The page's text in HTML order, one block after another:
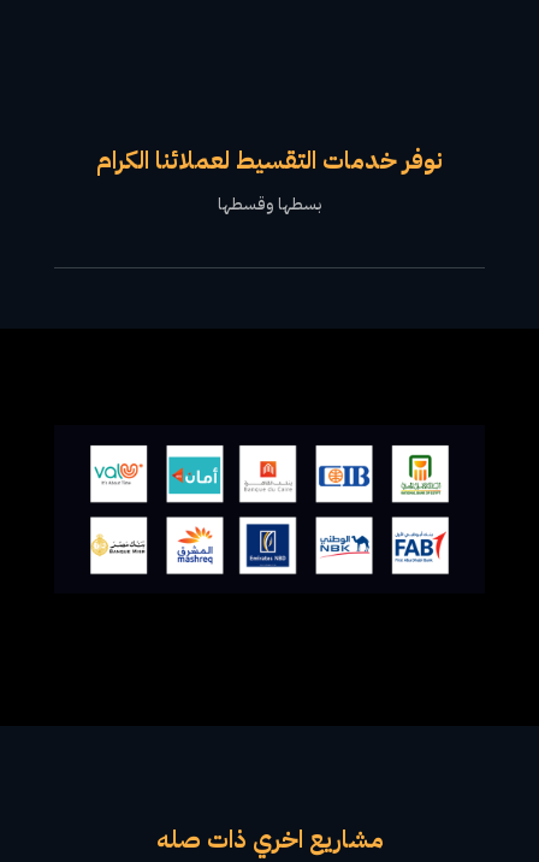
نوفر خدمات التقسيط لعملائنا الكرام
بسطها وقسطها
مشاريع اخري ذات صله